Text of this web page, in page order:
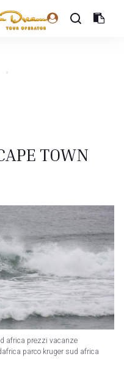
TOWN
africa prezzi vacanze
parco kruger sud africa